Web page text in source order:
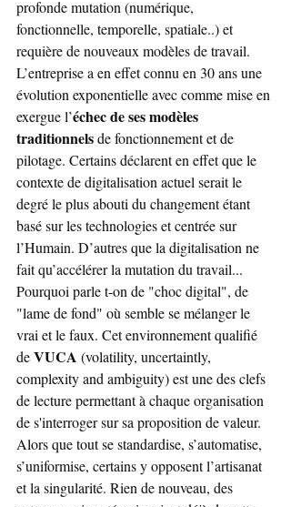
profonde mutation (numérique,
fonctionnelle, temporelle, spatiale..) et
requière de nouveaux modèles de travail.
L’entreprise a en effet connu en 30 ans une
évolution exponentielle avec comme mise en
exergue l’échec de ses modèles
traditionnels de fonctionnement et de
pilotage. Certains déclarent en effet que le
contexte de digitalisation actuel serait le
degré le plus abouti du changement étant
basé sur les technologies et centrée sur
l’Humain. D’autres que la digitalisation ne
fait qu’accélérer la mutation du travail...
Pourquoi parle t-on de "choc digital", de
"lame de fond" où semble se mélanger le
vrai et le faux. Cet environnement qualifié
de VUCA (volatility, uncertaintly,
complexity and ambiguity) est une des clefs
de lecture permettant à chaque organisation
de s'interroger sur sa proposition de valeur.
Alors que tout se standardise, s’automatise,
s’uniformise, certains y opposent l’artisanat
et la singularité. Rien de nouveau, des